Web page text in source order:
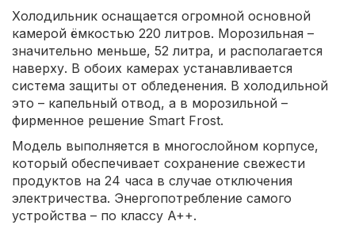
Холодильник оснащается огромной основной
камерой ёмкостью 220 литров. Морозильная –
значительно меньше, 52 литра, и располагается
наверху. В обоих камерах устанавливается
система защиты от обледенения. В холодильной
это – капельный отвод, а в морозильной –
фирменное решение Smart Frost.
Модель выполняется в многослойном корпусе,
который обеспечивает сохранение свежести
продуктов на 24 часа в случае отключения
электричества. Энергопотребление самого
устройства – по классу A++.